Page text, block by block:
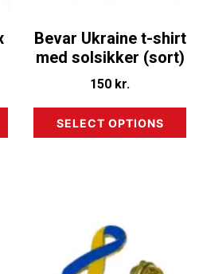
Bevar Ukraine t-shirt
med solsikker (sort)
150 kr.
SELECT OPTIONS